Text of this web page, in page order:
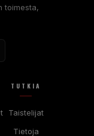
toimesta,
TUTKIA
Taistelijat
Tietoja